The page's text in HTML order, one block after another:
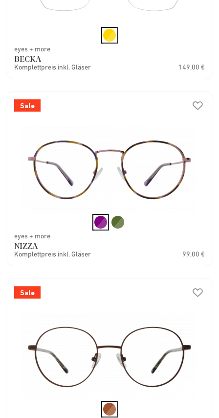
eyes + more
BECKA
Komplettpreis inkl. Gläser 149,00 €
Sale
eyes + more
NIZZA
Komplettpreis inkl. Gläser 99,00 €
Sale